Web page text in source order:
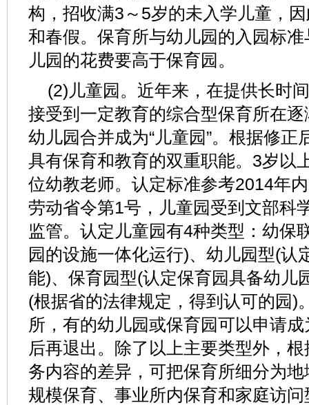
构，招收满3～5岁的未入学儿童，
和春假。保育所与幼儿园的入园标
儿园的花费要高于保育园。
(2)儿童园。近年来，在提供长时
接受到一定教育的综合型保育所在
幼儿园合并成为“儿童园”。根据修正
具有保育和教育的双重职能。3岁以
位幼教老师。认定标准参考2014年
劳动省令第1号，儿童园受到文部科
监管。认定儿童园有4种类型：幼保
园的设施一体化运行)、幼儿园型(认
能)、保育园型(认定保育园具备幼儿
(根据省的法律规定，得到认可的园)
所，有的幼儿园或保育园可以申请
后再退出。除了以上主要类型外，
务内容的差异，可把保育所细分为
规模保育、事业所内保育和家庭访